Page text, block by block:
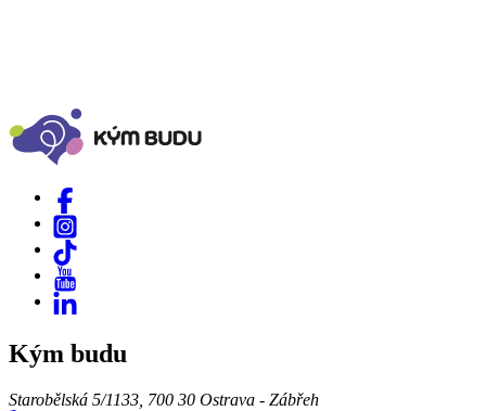
Kým budu
Starobělská 5/1133, 700 30 Ostrava - Zábřeh